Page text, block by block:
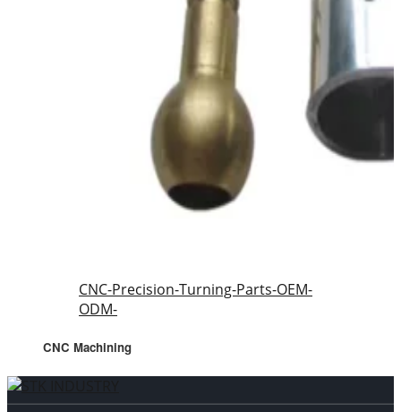
CNC-Precision-Turning-Parts-OEM-
ODM-
CNC Machining